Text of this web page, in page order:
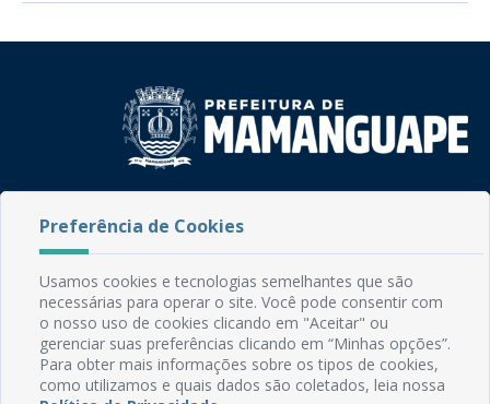
CEP: 58.280-000 - Mamanguape/PB
Email: comunicacao@mamanguape.pb.gov.br
Expediente: Segunda à Sexta, das 08h às 13h
Mapa do Site
Perguntas frequentes
Preferência de Cookies
Usamos cookies e tecnologias semelhantes que são
necessárias para operar o site. Você pode consentir com
o nosso uso de cookies clicando em "Aceitar" ou
gerenciar suas preferências clicando em “Minhas opções”.
Para obter mais informações sobre os tipos de cookies,
como utilizamos e quais dados são coletados, leia nossa